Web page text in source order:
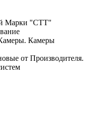
Марки "СТТ"
Камеры
от Производителя.